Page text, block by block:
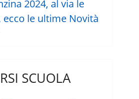
2024, al via le
ecco le ultime Novità
SCUOLA